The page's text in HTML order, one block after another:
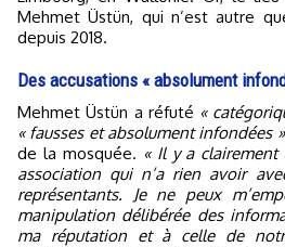
Mehmet Üstün, qui n’est autre
depuis 2018.
Des accusations « absolument
Mehmet Üstün a réfuté «
« fausses et absolument infondées »
de la mosquée. « Il y a
association qui n’a rien avoir
représentants. Je ne peux
manipulation délibérée des
ma réputation et à celle de